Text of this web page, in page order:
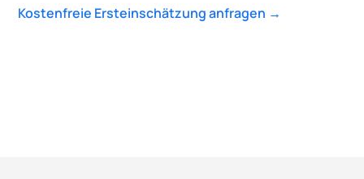
Kostenfreie Ersteinschätzung anfragen →